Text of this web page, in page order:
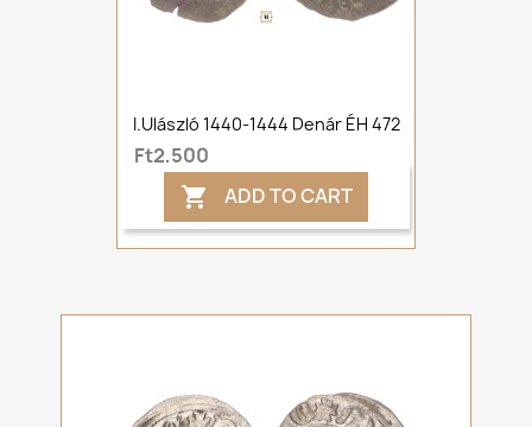
I.Ulászló 1440-1444 Denár ÉH 472
Ft2,500
 ADD TO CART